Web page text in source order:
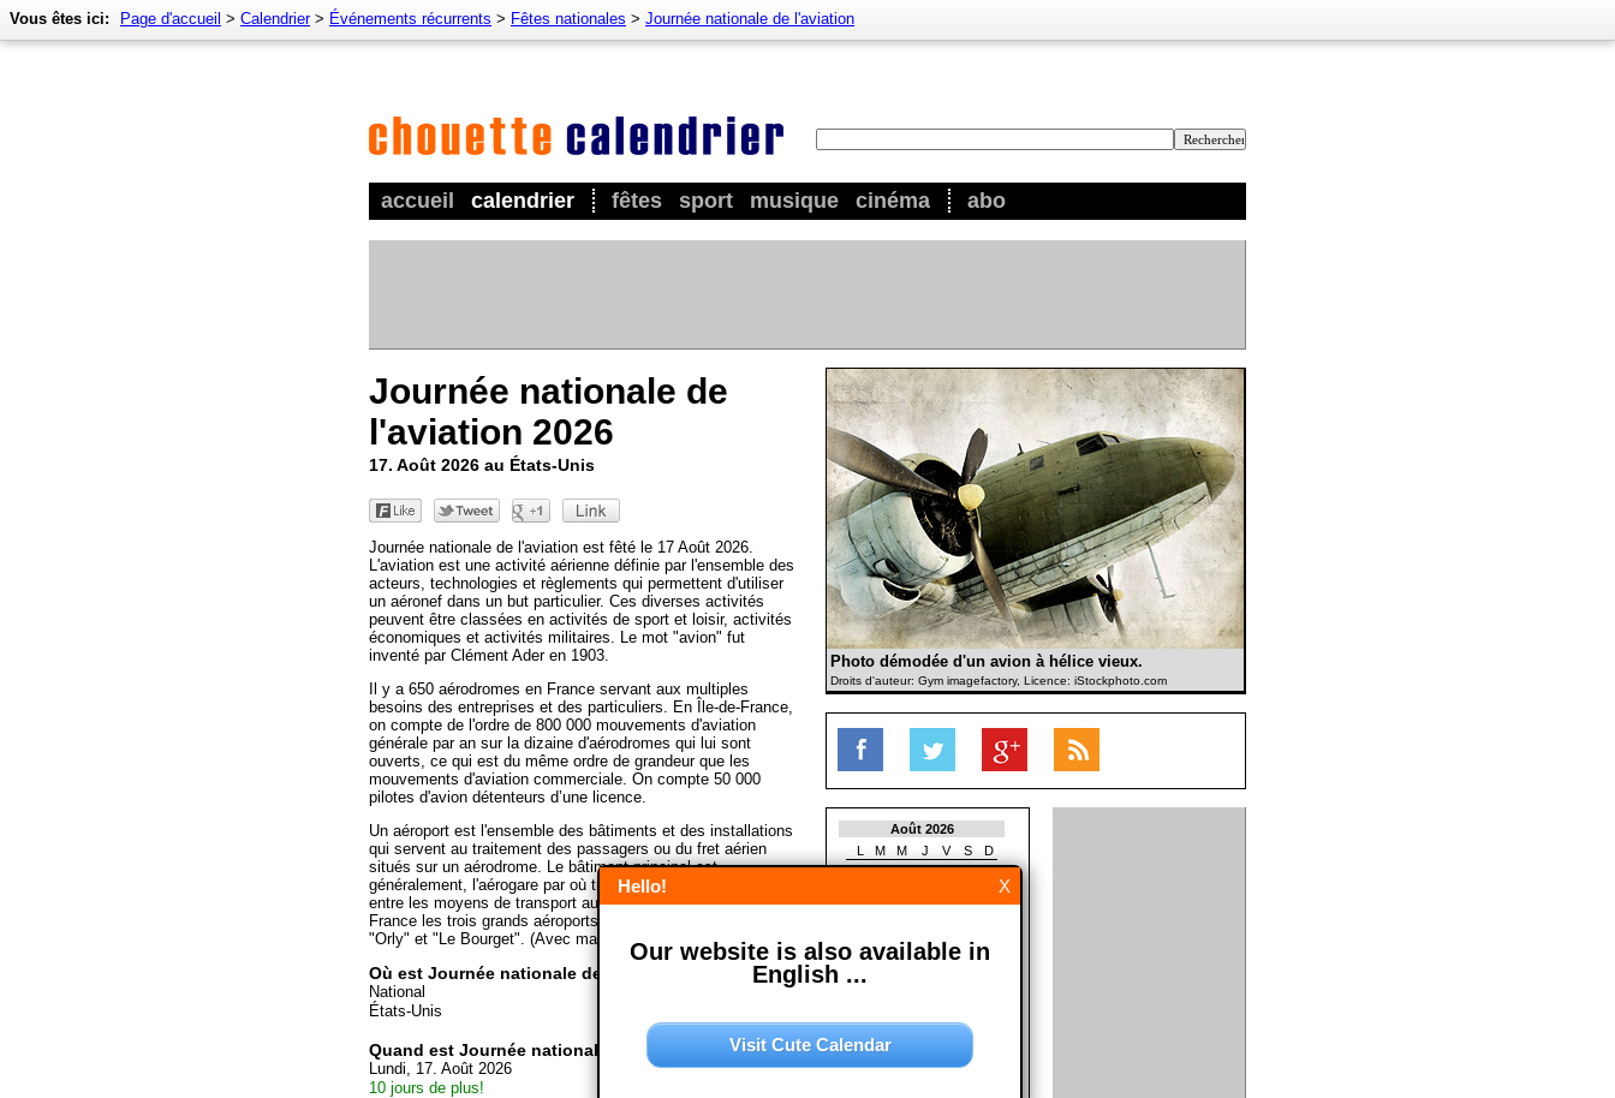
accueil calendrier fêtes sport musique cinéma abo
Vous êtes ici: Page d'accueil > Calendrier> Événements récurrents > Fêtes nationales > Journée nationale de l'aviation
Journée nationale de
l'aviation 2026
17. Août 2026 au États-Unis
Journée nationale de l'aviation est fêté le 17 Août 2026.
L'aviation est une activité aérienne définie par l'ensemble des
acteurs, technologies et règlements qui permettent d'utiliser
un aéronef dans un but particulier. Ces diverses activités
peuvent être classées en activités de sport et loisir, activités
économiques et activités militaires. Le mot "avion" fut
inventé par Clément Ader en 1903.
Il y a 650 aérodromes en France servant aux multiples
besoins des entreprises et des particuliers. En Île-de-France,
on compte de l'ordre de 800 000 mouvements d'aviation
générale par an sur la dizaine d'aérodromes qui lui sont
ouverts, ce qui est du même ordre de grandeur que les
mouvements d'aviation commerciale. On compte 50 000
pilotes d'avion détenteurs d’une licence.
Un aéroport est l'ensemble des bâtiments et des installations
qui servent au traitement des passagers ou du fret aérien
situés sur un aérodrome. Le bâtiment principal est,
généralement, l'aérogare par où transitent les passagers
entre les moyens de transport au sol et les avions. En
France les trois grands aéroports sont "Charles de Gaulle",
"Orly" et "Le Bourget". (Avec materiél de la Wikipedia)
Où est Journée nationale de l'aviation?
National
États-Unis
Quand est Journée nationale de l'aviation?
Lundi, 17. Août 2026
10 jours de plus!
Photo démodée d'un avion à hélice vieux.
Droits d'auteur: Gym imagefactory, Licence: iStockphoto.com
Août 2026
L
M M J V S
D
1
2
10 11 12 13 14 15 16
24 25 26 27 28 29 30
L
M M J V S
1
12
X
Hello!
Our website is also available in
English ...
Visit Cute Calendar